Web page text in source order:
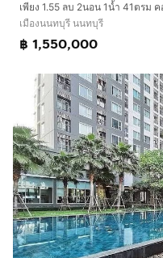
เมืองนนทบุรี นนทบุรี
฿ 1,550,000